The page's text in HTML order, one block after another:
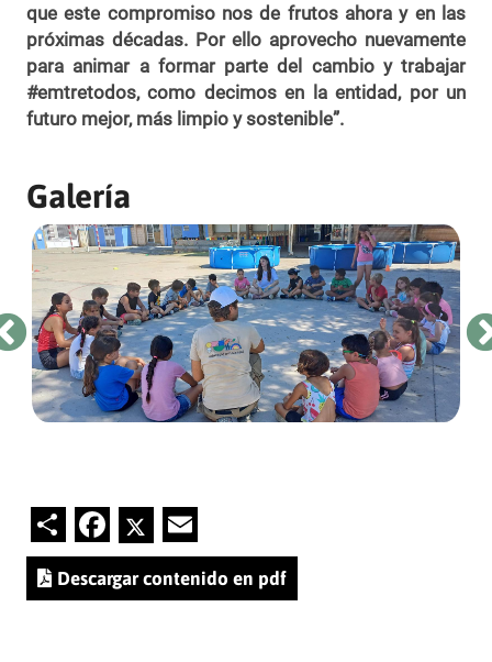
que este compromiso nos de frutos ahora y en las
próximas décadas. Por ello aprovecho nuevamente
para animar a formar parte del cambio y trabajar
#emtretodos, como decimos en la entidad, por un
futuro mejor, más limpio y sostenible”.
Galería
ShareFacebook
Twitter
Descargar contenido en pdf